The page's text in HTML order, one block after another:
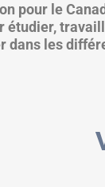
pour le
étudier,
dans les